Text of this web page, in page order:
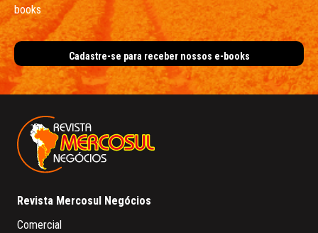
books
Cadastre-se para receber nossos e-books
Revista Mercosul Negócios
Comercial